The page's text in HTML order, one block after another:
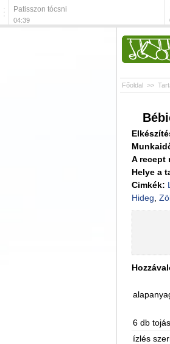
Patisszon tócsni
04:39
Főoldal >>
A recept
Helye a
Cimkék:
Hideg
6 db tojás
ízlés